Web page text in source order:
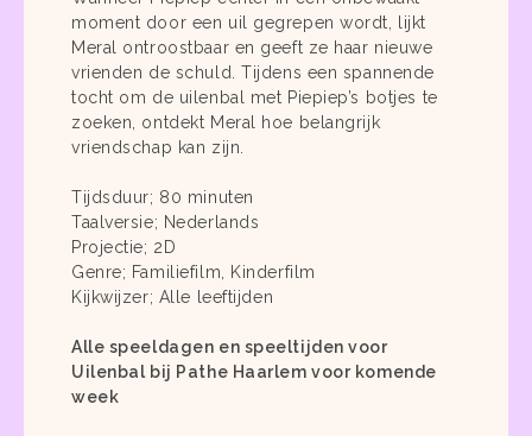
moment door een uil gegrepen wordt, lijkt
Meral ontroostbaar en geeft ze haar nieuwe
vrienden de schuld. Tijdens een spannende
tocht om de uilenbal met Piepiep’s botjes te
zoeken, ontdekt Meral hoe belangrijk
vriendschap kan zijn.
Tijdsduur; 80 minuten
Taalversie; Nederlands
Projectie; 2D
Genre; Familiefilm, Kinderfilm
Kijkwijzer; Alle leeftijden
Alle speeldagen en speeltijden voor
Uilenbal bij Pathe Haarlem voor komende
week